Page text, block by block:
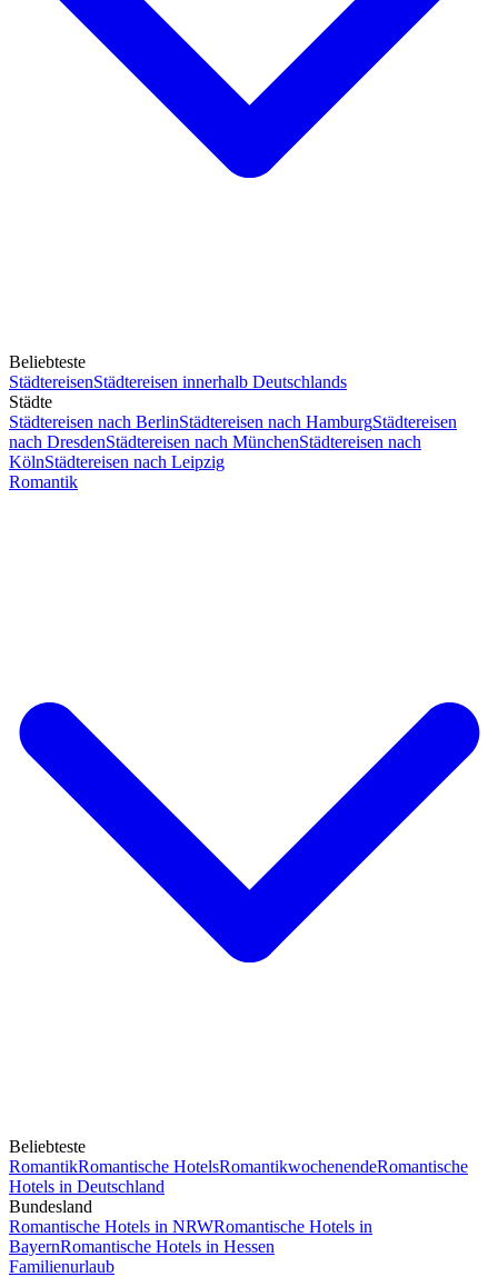
Beliebteste
StädtereisenStädtereisen innerhalb Deutschlands
Städte
Städtereisen nach BerlinStädtereisen nach HamburgStädtereisen
nach DresdenStädtereisen nach MünchenStädtereisen nach
KölnStädtereisen nach Leipzig
Romantik
Beliebteste
RomantikRomantische HotelsRomantikwochenendeRomantische
Hotels in Deutschland
Bundesland
Romantische Hotels in NRWRomantische Hotels in
BayernRomantische Hotels in Hessen
Familienurlaub